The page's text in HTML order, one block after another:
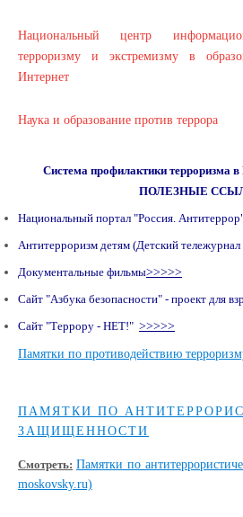
Национальный центр
терроризму и экстремизму в
Интернет
Наука и образование против террора
Система профилактики терроризма
ПОЛЕЗНЫЕ
Национальный портал "Россия.
Антитерроризм детям (Детский
Документальные фильмы>>>>>
Сайт "Азбука безопасности" - проект для
Сайт "Террору - НЕТ!" >>>>>
Памятки по противодействию
ПАМЯТКИ ПО
ЗАЩИЩЕННОСТИ
Смотреть: Памятки по
moskovsky.ru)